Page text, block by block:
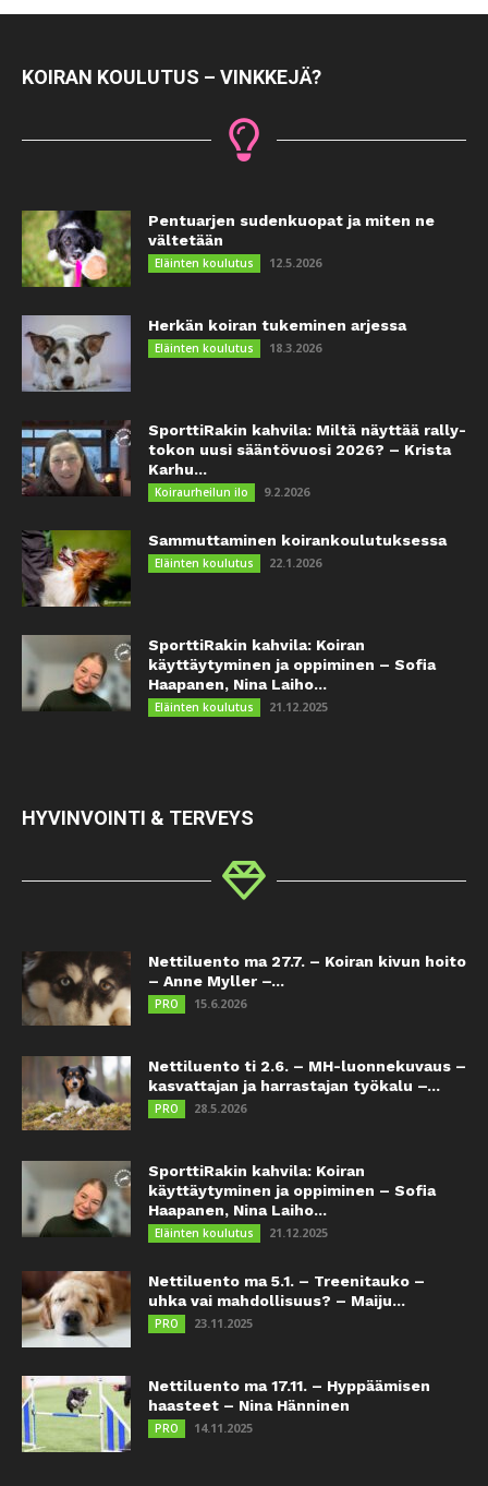
KOIRAN KOULUTUS – VINKKEJÄ?
Pentuarjen sudenkuopat ja miten ne
vältetään
Eläinten koulutus 12.5.2026
Herkän koiran tukeminen arjessa
Eläinten koulutus 18.3.2026
SporttiRakin kahvila: Miltä näyttää rally-
tokon uusi sääntövuosi 2026? – Krista
Karhu...
Koiraurheilun ilo 9.2.2026
Sammuttaminen koirankoulutuksessa
Eläinten koulutus 22.1.2026
SporttiRakin kahvila: Koiran
käyttäytyminen ja oppiminen – Sofia
Haapanen, Nina Laiho...
Eläinten koulutus 21.12.2025
HYVINVOINTI & TERVEYS
Nettiluento ma 27.7. – Koiran kivun hoito
– Anne Myller –...
PRO 15.6.2026
Nettiluento ti 2.6. – MH-luonnekuvaus –
kasvattajan ja harrastajan työkalu –...
PRO 28.5.2026
SporttiRakin kahvila: Koiran
käyttäytyminen ja oppiminen – Sofia
Haapanen, Nina Laiho...
Eläinten koulutus 21.12.2025
Nettiluento ma 5.1. – Treenitauko –
uhka vai mahdollisuus? – Maiju...
PRO 23.11.2025
Nettiluento ma 17.11. – Hyppäämisen
haasteet – Nina Hänninen
PRO 14.11.2025